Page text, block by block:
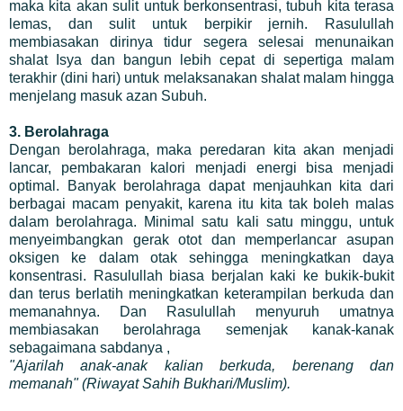
maka kita akan sulit untuk berkonsentrasi, tubuh kita terasa
lemas, dan sulit untuk berpikir jernih. Rasulullah
membiasakan dirinya tidur segera selesai menunaikan
shalat Isya dan bangun lebih cepat di sepertiga malam
terakhir (dini hari) untuk melaksanakan shalat malam hingga
menjelang masuk azan Subuh.
3. Berolahraga
Dengan berolahraga, maka peredaran kita akan menjadi
lancar, pembakaran kalori menjadi energi bisa menjadi
optimal. Banyak berolahraga dapat menjauhkan kita dari
berbagai macam penyakit, karena itu kita tak boleh malas
dalam berolahraga. Minimal satu kali satu minggu, untuk
menyeimbangkan gerak otot dan memperlancar asupan
oksigen ke dalam otak sehingga meningkatkan daya
konsentrasi. Rasulullah biasa berjalan kaki ke bukik-bukit
dan terus berlatih meningkatkan keterampilan berkuda dan
memanahnya. Dan Rasulullah menyuruh umatnya
membiasakan berolahraga semenjak kanak-kanak
sebagaimana sabdanya ,
"Ajarilah anak-anak kalian berkuda, berenang dan
memanah"(Riwayat Sahih Bukhari/Muslim).